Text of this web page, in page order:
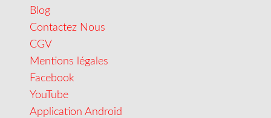
Blog
Contactez Nous
CGV
Mentions légales
Facebook
YouTube
Application Android